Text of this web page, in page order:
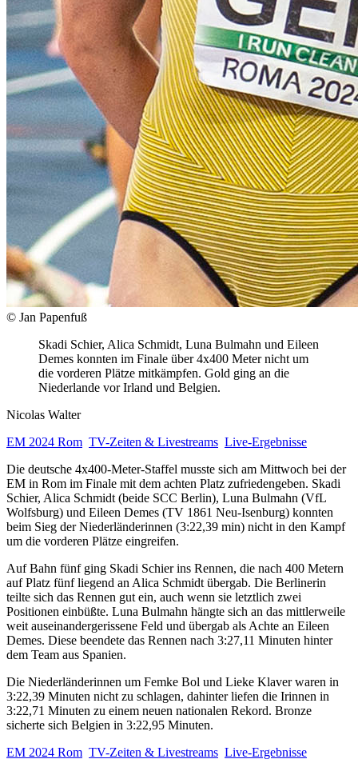
© Jan Papenfuß
Skadi Schier, Alica Schmidt, Luna Bulmahn und Eileen
Demes konnten im Finale über 4x400 Meter nicht um
die vorderen Plätze mitkämpfen. Gold ging an die
Niederlande vor Irland und Belgien.
Nicolas Walter
EM 2024 Rom TV-Zeiten & Livestreams Live-Ergebnisse
Die deutsche 4x400-Meter-Staffel musste sich am Mittwoch bei der
EM in Rom im Finale mit dem achten Platz zufriedengeben. Skadi
Schier, Alica Schmidt (beide SCC Berlin), Luna Bulmahn (VfL
Wolfsburg) und Eileen Demes (TV 1861 Neu-Isenburg) konnten
beim Sieg der Niederländerinnen (3:22,39 min) nicht in den Kampf
um die vorderen Plätze eingreifen.
Auf Bahn fünf ging Skadi Schier ins Rennen, die nach 400 Metern
auf Platz fünf liegend an Alica Schmidt übergab. Die Berlinerin
teilte sich das Rennen gut ein, auch wenn sie letztlich zwei
Positionen einbüßte. Luna Bulmahn hängte sich an das mittlerweile
weit auseinandergerissene Feld und übergab als Achte an Eileen
Demes. Diese beendete das Rennen nach 3:27,11 Minuten hinter
dem Team aus Spanien.
Die Niederländerinnen um Femke Bol und Lieke Klaver waren in
3:22,39 Minuten nicht zu schlagen, dahinter liefen die Irinnen in
3:22,71 Minuten zu einem neuen nationalen Rekord. Bronze
sicherte sich Belgien in 3:22,95 Minuten.
EM 2024 Rom TV-Zeiten & Livestreams Live-Ergebnisse